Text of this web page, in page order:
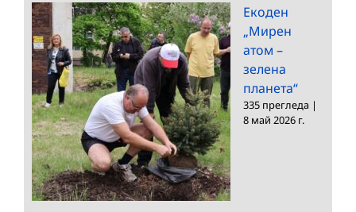
Екоден
„Мирен
атом –
зелена
планета“
335 прегледа |
8 май 2026 г.